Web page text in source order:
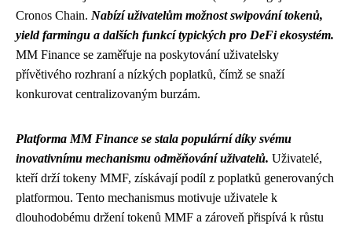
Cronos Chain. Nabízí uživatelům možnost swipování tokenů,
yield farmingu a dalších funkcí typických pro DeFi ekosystém.
MM Finance se zaměřuje na poskytování uživatelsky
přívětivého rozhraní a nízkých poplatků, čímž se snaží
konkurovat centralizovaným burzám.
Platforma MM Finance se stala populární díky svému
inovativnímu mechanismu odměňování uživatelů. Uživatelé,
kteří drží tokeny MMF, získávají podíl z poplatků generovaných
platformou. Tento mechanismus motivuje uživatele k
dlouhodobému držení tokenů MMF a zároveň přispívá k růstu